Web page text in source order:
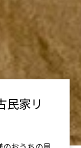
民家リ